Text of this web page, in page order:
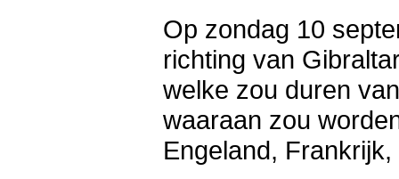
Op zondag 10
richting van
welke zou duren
waaraan zou
Engeland,